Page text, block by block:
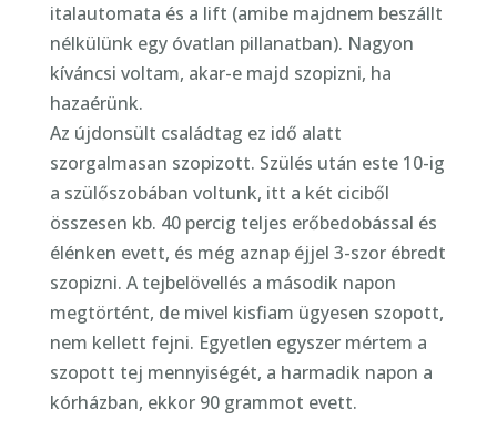
italautomata és a lift (amibe majdnem beszállt
nélkülünk egy óvatlan pillanatban). Nagyon
kíváncsi voltam, akar-e majd szopizni, ha
hazaérünk.
Az újdonsült családtag ez idő alatt
szorgalmasan szopizott. Szülés után este 10-ig
a szülőszobában voltunk, itt a két ciciből
összesen kb. 40 percig teljes erőbedobással és
élénken evett, és még aznap éjjel 3-szor ébredt
szopizni. A tejbelövellés a második napon
megtörtént, de mivel kisfiam ügyesen szopott,
nem kellett fejni. Egyetlen egyszer mértem a
szopott tej mennyiségét, a harmadik napon a
kórházban, ekkor 90 grammot evett.